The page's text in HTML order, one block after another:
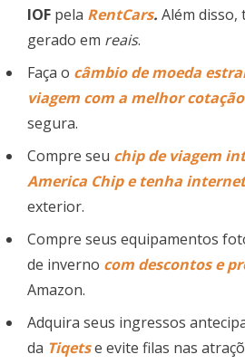
IOF pela RentCars. Além disso,
gerado em reais.
Faça o câmbio de moeda
viagem com a melhor cotação
segura.
Compre seu chip de viagem
America Chip e tenha internet
exterior.
Compre seus equipamentos
de inverno com descontos e
Amazon.
Adquira seus ingressos
da Tiqetse evite filas nas